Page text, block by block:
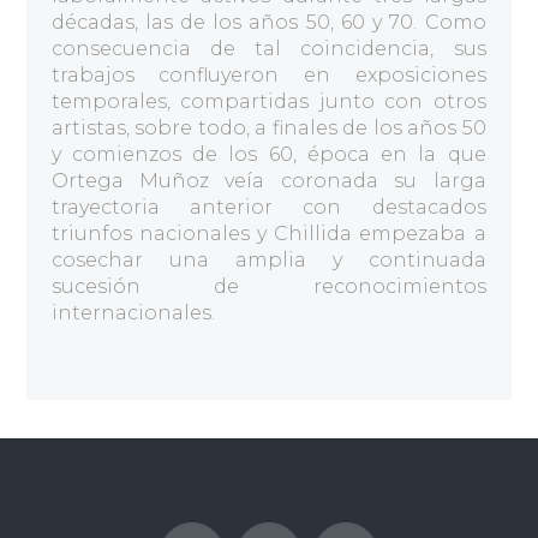
décadas, las de los años 50, 60 y 70. Como
consecuencia de tal coincidencia, sus
trabajos confluyeron en exposiciones
temporales, compartidas junto con otros
artistas, sobre todo, a finales de los años 50
y comienzos de los 60, época en la que
Ortega Muñoz veía coronada su larga
trayectoria anterior con destacados
triunfos nacionales y Chillida empezaba a
cosechar una amplia y continuada
sucesión de reconocimientos
internacionales.